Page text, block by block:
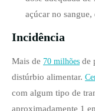
açúcar no
Incidência
Mais de 70 milhões de
distúrbio alimentar.
com algum tipo de
aproximadamente 1